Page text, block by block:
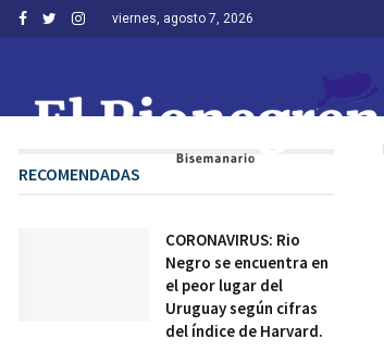
viernes, agosto 7, 2026
RECOMENDADAS
CORONAVIRUS: Rio
Negro se encuentra en
el peor lugar del
Uruguay según cifras
del índice de Harvard.